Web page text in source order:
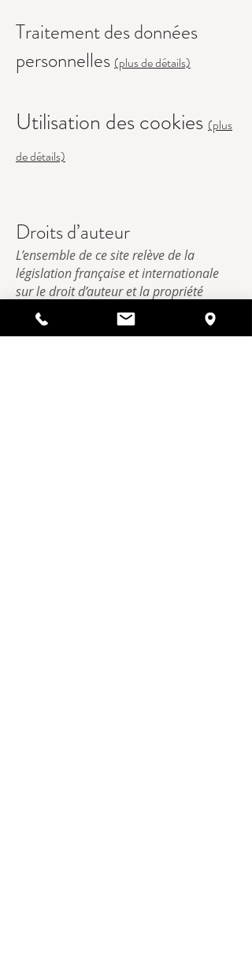
Traitement des données
personnelles (plus de détails)
Utilisation des cookies (plus
de détails)
Droits d’auteur
L’ensemble de ce site relève de la
législation française et internationale
sur le droit d’auteur et la propriété
intellectuelle. Toute représentation,
reproduction, modification, utilisation